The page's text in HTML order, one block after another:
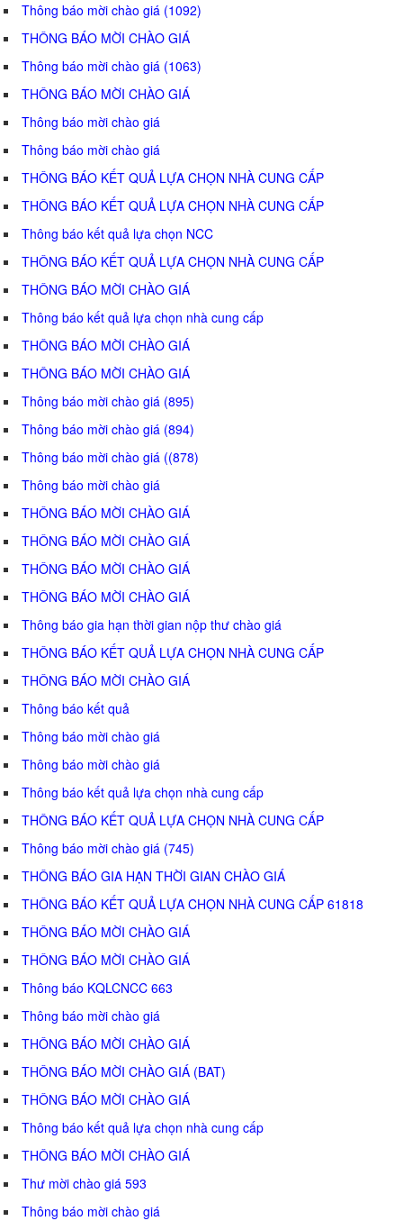
Thông báo mời chào giá (1092)
THÔNG BÁO MỜI CHÀO GIÁ
Thông báo mời chào giá (1063)
THÔNG BÁO MỜI CHÀO GIÁ
Thông báo mời chào giá
Thông báo mời chào giá
THÔNG BÁO KẾT QUẢ LỰA CHỌN NHÀ CUNG CẤP
THÔNG BÁO KẾT QUẢ LỰA CHỌN NHÀ CUNG CẤP
Thông báo kết quả lựa chọn NCC
THÔNG BÁO KẾT QUẢ LỰA CHỌN NHÀ CUNG CẤP
THÔNG BÁO MỜI CHÀO GIÁ
Thông báo kết quả lựa chọn nhà cung cấp
THÔNG BÁO MỜI CHÀO GIÁ
THÔNG BÁO MỜI CHÀO GIÁ
Thông báo mời chào giá (895)
Thông báo mời chào giá (894)
Thông báo mời chào giá ((878)
Thông báo mời chào giá
THÔNG BÁO MỜI CHÀO GIÁ
THÔNG BÁO MỜI CHÀO GIÁ
THÔNG BÁO MỜI CHÀO GIÁ
THÔNG BÁO MỜI CHÀO GIÁ
Thông báo gia hạn thời gian nộp thư chào giá
THÔNG BÁO KẾT QUẢ LỰA CHỌN NHÀ CUNG CẤP
THÔNG BÁO MỜI CHÀO GIÁ
Thông báo kết quả
Thông báo mời chào giá
Thông báo mời chào giá
Thông báo kết quả lựa chọn nhà cung cấp
THÔNG BÁO KẾT QUẢ LỰA CHỌN NHÀ CUNG CẤP
Thông báo mời chào giá (745)
THÔNG BÁO GIA HẠN THỜI GIAN CHÀO GIÁ
THÔNG BÁO KẾT QUẢ LỰA CHỌN NHÀ CUNG CẤP 61818
THÔNG BÁO MỜI CHÀO GIÁ
THÔNG BÁO MỜI CHÀO GIÁ
Thông báo KQLCNCC 663
Thông báo mời chào giá
THÔNG BÁO MỜI CHÀO GIÁ
THÔNG BÁO MỜI CHÀO GIÁ (BAT)
THÔNG BÁO MỜI CHÀO GIÁ
Thông báo kết quả lựa chọn nhà cung cấp
THÔNG BÁO MỜI CHÀO GIÁ
Thư mời chào giá 593
Thông báo mời chào giá